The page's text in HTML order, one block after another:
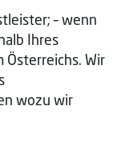
– wenn
Ihres
Wir
wozu wir